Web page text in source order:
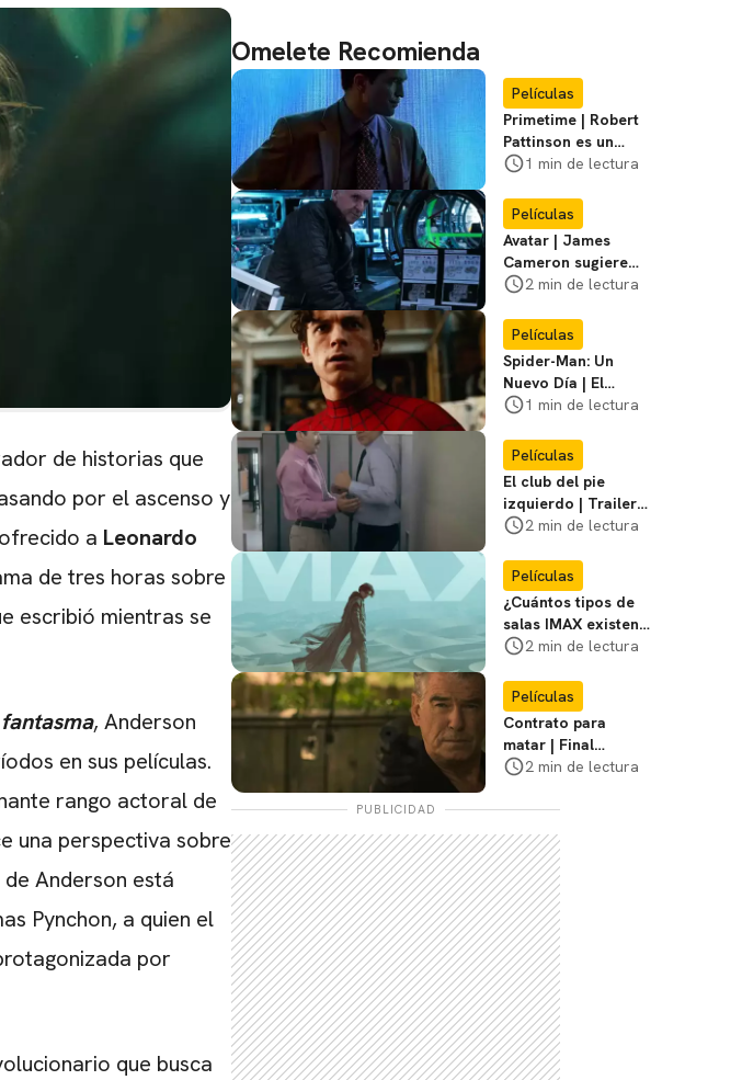
de historias que
por el ascenso y
a Leonardo
de tres horas sobre
escribió mientras se
, Anderson
en sus películas.
rango actoral de
una perspectiva sobre
Anderson está
Pynchon, a quien el
por
que busca
Omelete Recomienda
Películas
Primetime | Robert
Pattinson es un
cazador de
primer póster del
film
1 min de lectura
Películas
Avatar | James
Cameron sugiere
que está listo para
2 min de lectura
Películas
Spider-Man: Un
Nuevo Día | El
director dice que el
Chan no participó
1 min de lectura
Películas
El club del pie
izquierdo | Trailer
del remake de
Adrián Uribe y
María León
2 min de lectura
Películas
¿Cuántos tipos de
salas IMAX existen?
Te contamos las
2 min de lectura
Películas
Contrato para
matar | Final
explicado, ¿Qué
Stan y Beggar?
2 min de lectura
PUBLICIDAD